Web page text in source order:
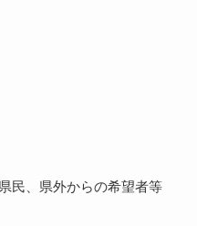
民、県外からの希望者等